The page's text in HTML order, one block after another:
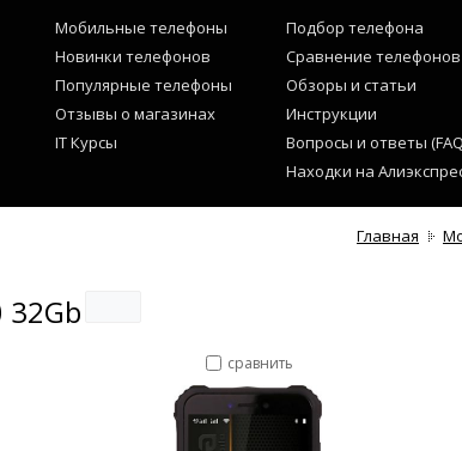
Мобильные телефоны
Новинки телефонов
Популярные телефоны
Отзывы о магазинах
IT Курсы
Подбор телефона
Сравнение телефонов
Обзоры и статьи
Инструкции
Вопросы и ответы
Находки на
Главная
сравнить